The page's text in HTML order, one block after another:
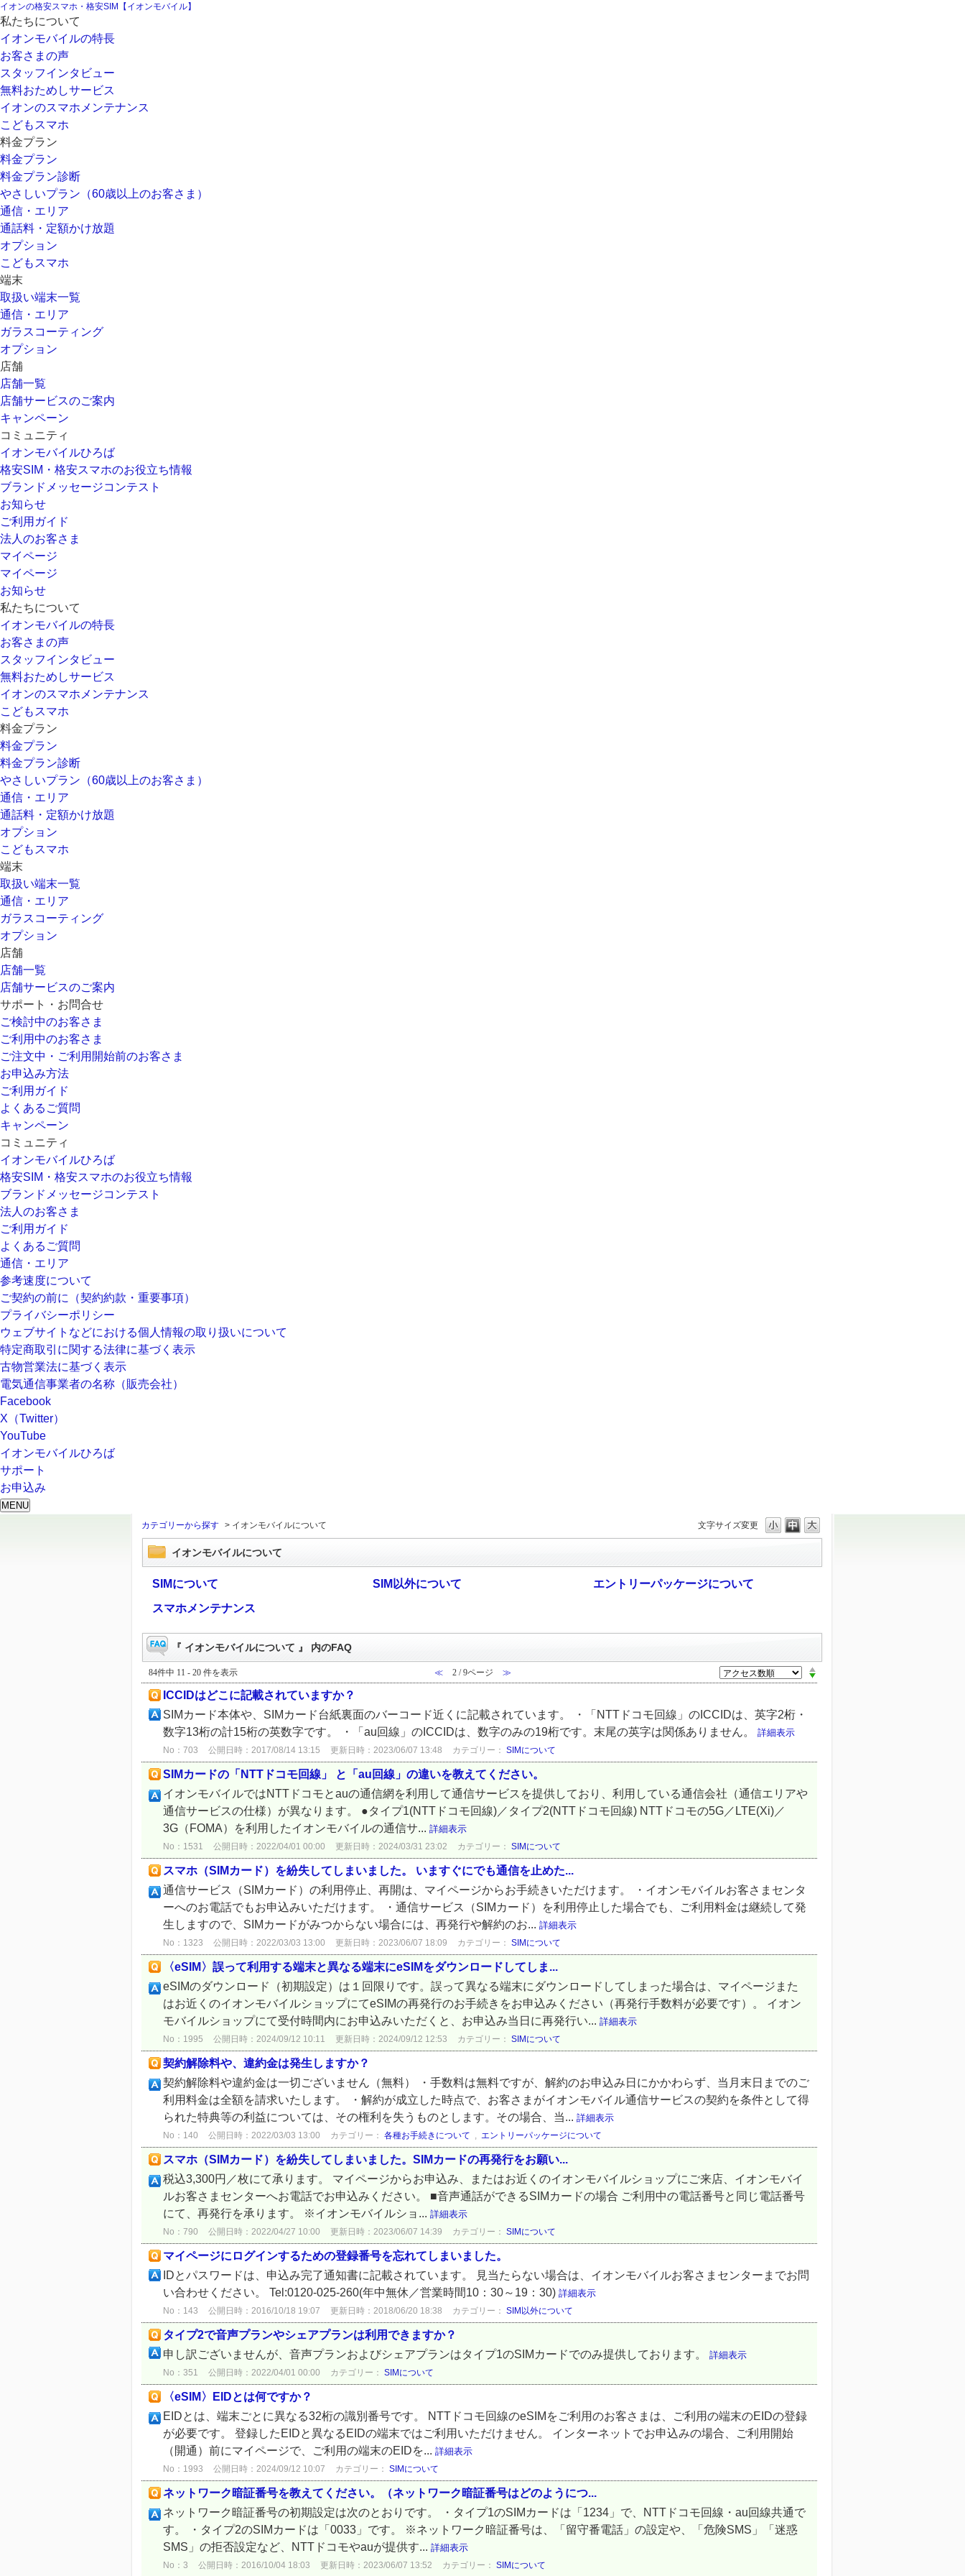
イオンの格安スマホ・格安SIM【イオンモバイル】
私たちについて
イオンモバイルの特長
お客さまの声
スタッフインタビュー
無料おためしサービス
イオンのスマホメンテナンス
こどもスマホ
料金プラン
料金プラン
料金プラン診断
やさしいプラン（60歳以上のお客さま）
通信・エリア
通話料・定額かけ放題
オプション
こどもスマホ
端末
取扱い端末一覧
通信・エリア
ガラスコーティング
オプション
店舗
店舗一覧
店舗サービスのご案内
キャンペーン
コミュニティ
イオンモバイルひろば
格安SIM・格安スマホのお役立ち情報
ブランドメッセージコンテスト
お知らせ
ご利用ガイド
法人のお客さま
マイページ
マイページ
お知らせ
私たちについて
イオンモバイルの特長
お客さまの声
スタッフインタビュー
無料おためしサービス
イオンのスマホメンテナンス
こどもスマホ
料金プラン
料金プラン
料金プラン診断
やさしいプラン（60歳以上のお客さま）
通信・エリア
通話料・定額かけ放題
オプション
こどもスマホ
端末
取扱い端末一覧
通信・エリア
ガラスコーティング
オプション
店舗
店舗一覧
店舗サービスのご案内
サポート・お問合せ
ご検討中のお客さま
ご利用中のお客さま
ご注文中・ご利用開始前のお客さま
お申込み方法
ご利用ガイド
よくあるご質問
キャンペーン
コミュニティ
イオンモバイルひろば
格安SIM・格安スマホのお役立ち情報
ブランドメッセージコンテスト
法人のお客さま
ご利用ガイド
よくあるご質問
通信・エリア
参考速度について
ご契約の前に（契約約款・重要事項）
プライバシーポリシー
ウェブサイトなどにおける個人情報の取り扱いについて
特定商取引に関する法律に基づく表示
古物営業法に基づく表示
電気通信事業者の名称（販売会社）
Facebook
X（Twitter）
YouTube
イオンモバイルひろば
サポート
お申込み
MENU
文字サイズ変更
カテゴリーから探す > イオンモバイルについて
イオンモバイルについて
SIMについて SIM以外について
エントリーパッケージについて
スマホメンテナンス
『 イオンモバイルについて 』 内のFAQ
84件中 11 - 20 件を表示 ≪ 2 / 9ページ ≫
ICCIDはどこに記載されていますか？
SIMカード本体や、SIMカード台紙裏面のバーコード近くに記載されています。 ・「NTTドコモ回線」のICCIDは、英字2桁・
数字13桁の計15桁の英数字です。 ・「au回線」のICCIDは、数字のみの19桁です。末尾の英字は関係ありません。 詳細表示
No：703 公開日時：2017/08/14 13:15 更新日時：2023/06/07 13:48 カテゴリー： SIMについて
SIMカードの「NTTドコモ回線」 と「au回線」の違いを教えてください。
イオンモバイルではNTTドコモとauの通信網を利用して通信サービスを提供しており、利用している通信会社（通信エリアや
通信サービスの仕様）が異なります。 ●タイプ1(NTTドコモ回線)／タイプ2(NTTドコモ回線) NTTドコモの5G／LTE(Xi)／
3G（FOMA）を利用したイオンモバイルの通信サ... 詳細表示
No：1531 公開日時：2022/04/01 00:00 更新日時：2024/03/31 23:02 カテゴリー： SIMについて
スマホ（SIMカード）を紛失してしまいました。 いますぐにでも通信を止めた...
通信サービス（SIMカード）の利用停止、再開は、マイページからお手続きいただけます。 ・イオンモバイルお客さまセンタ
ーへのお電話でもお申込みいただけます。 ・通信サービス（SIMカード）を利用停止した場合でも、ご利用料金は継続して発
生しますので、SIMカードがみつからない場合には、再発行や解約のお... 詳細表示
No：1323 公開日時：2022/03/03 13:00 更新日時：2023/06/07 18:09 カテゴリー： SIMについて
〈eSIM〉誤って利用する端末と異なる端末にeSIMをダウンロードしてしま...
eSIMのダウンロード（初期設定）は１回限りです。誤って異なる端末にダウンロードしてしまった場合は、マイページまた
はお近くのイオンモバイルショップにてeSIMの再発行のお手続きをお申込みください（再発行手数料が必要です）。 イオン
モバイルショップにて受付時間内にお申込みいただくと、お申込み当日に再発行い... 詳細表示
No：1995 公開日時：2024/09/12 10:11 更新日時：2024/09/12 12:53 カテゴリー： SIMについて
契約解除料や、違約金は発生しますか？
契約解除料や違約金は一切ございません（無料） ・手数料は無料ですが、解約のお申込み日にかかわらず、当月末日までのご
利用料金は全額を請求いたします。 ・解約が成立した時点で、お客さまがイオンモバイル通信サービスの契約を条件として得
られた特典等の利益については、その権利を失うものとします。その場合、当... 詳細表示
No：140 公開日時：2022/03/03 13:00 カテゴリー： 各種お手続きについて , エントリーパッケージについて
スマホ（SIMカード）を紛失してしまいました。SIMカードの再発行をお願い...
税込3,300円／枚にて承ります。 マイページからお申込み、またはお近くのイオンモバイルショップにご来店、イオンモバイ
ルお客さまセンターへお電話でお申込みください。 ■音声通話ができるSIMカードの場合 ご利用中の電話番号と同じ電話番号
にて、再発行を承ります。 ※イオンモバイルショ... 詳細表示
No：790 公開日時：2022/04/27 10:00 更新日時：2023/06/07 14:39 カテゴリー： SIMについて
マイページにログインするための登録番号を忘れてしまいました。
IDとパスワードは、申込み完了通知書に記載されています。 見当たらない場合は、イオンモバイルお客さまセンターまでお問
い合わせください。 Tel:0120-025-260(年中無休／営業時間10：30～19：30) 詳細表示
No：143 公開日時：2016/10/18 19:07 更新日時：2018/06/20 18:38 カテゴリー： SIM以外について
タイプ2で音声プランやシェアプランは利用できますか？
申し訳ございませんが、音声プランおよびシェアプランはタイプ1のSIMカードでのみ提供しております。 詳細表示
No：351 公開日時：2022/04/01 00:00 カテゴリー： SIMについて
〈eSIM〉EIDとは何ですか？
EIDとは、端末ごとに異なる32桁の識別番号です。 NTTドコモ回線のeSIMをご利用のお客さまは、ご利用の端末のEIDの登録
が必要です。 登録したEIDと異なるEIDの端末ではご利用いただけません。 インターネットでお申込みの場合、ご利用開始
（開通）前にマイページで、ご利用の端末のEIDを... 詳細表示
No：1993 公開日時：2024/09/12 10:07 カテゴリー： SIMについて
ネットワーク暗証番号を教えてください。（ネットワーク暗証番号はどのようにつ...
ネットワーク暗証番号の初期設定は次のとおりです。 ・タイプ1のSIMカードは「1234」で、NTTドコモ回線・au回線共通で
す。 ・タイプ2のSIMカードは「0033」です。 ※ネットワーク暗証番号は、「留守番電話」の設定や、「危険SMS」「迷惑
SMS」の拒否設定など、NTTドコモやauが提供す... 詳細表示
No：3 公開日時：2016/10/04 18:03 更新日時：2023/06/07 13:52 カテゴリー： SIMについて